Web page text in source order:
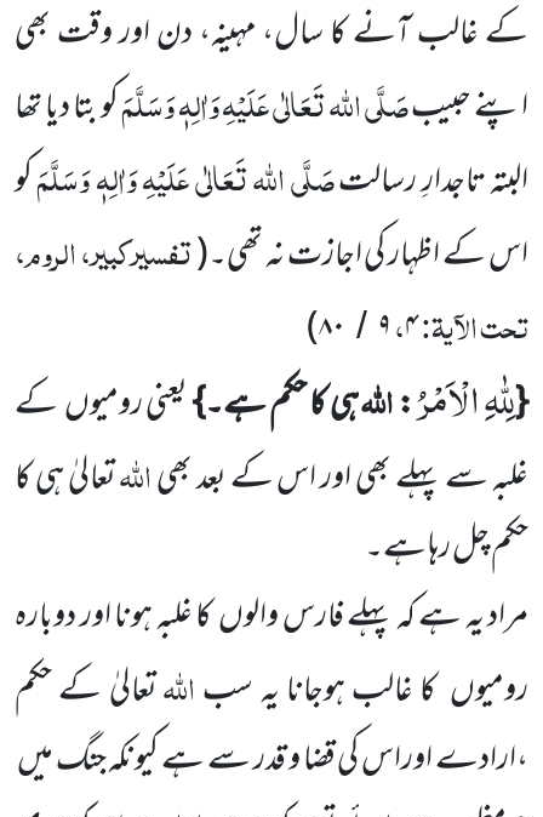
کے غالب آنے کا سال، مہینہ، دن اور وقت بھی
اپنے حبیبصَلَّی اللہ تَعَالٰی عَلَیْہِوَاٰلِہٖ وَسَلَّمَکو بتا دیا تھا
البتہ تاجدارِ رسالتصَلَّی اللہ تَعَالٰی عَلَیْہِ وَاٰلِہٖ وَسَلَّمَکو
اس کے اظہار کی اجازت نہ تھی۔(تفسیرکبیر، الروم،
تحت الآیۃ:۴،۹ / ۸۰)
{لِلّٰهِ الْاَمْرُ:اللہہی کا حکم ہے۔}یعنی رومیوںکے
غلبہ سے پہلے بھی اور اس کے بعد بھیاللہتعالیٰ ہی کا
حکم چل رہا ہے۔
مراد یہ ہے کہ پہلے فارس والوںکا غلبہ ہونا اور دوبارہ
رومیوں کا غالب ہوجانا یہ سباللہتعالیٰ کے حکم
،ارادے اوراس کی قضا و قدر سے ہے کیونکہ جنگ میں